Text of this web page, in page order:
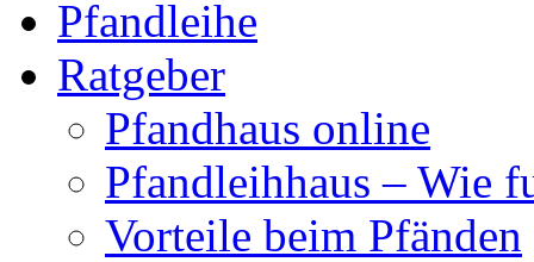
Pfandleihe
Ratgeber
Pfandhaus online
Pfandleihhaus – Wie
Vorteile beim Pfänden